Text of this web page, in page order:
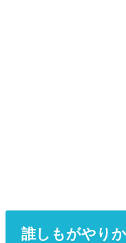
誰しもがやり